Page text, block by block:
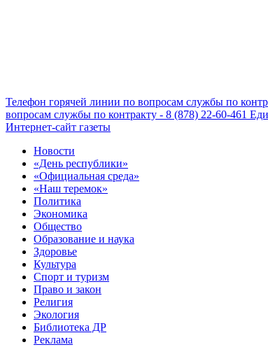
Телефон горячей линии по вопросам службы по
вопросам службы по контракту - 8 (878) 22-60-461
Интернет-сайт газеты
Новости
«День республики»
«Официальная среда»
«Наш теремок»
Политика
Экономика
Общество
Образование и наука
Здоровье
Культура
Спорт и туризм
Право и закон
Религия
Экология
Библиотека ДР
Реклама